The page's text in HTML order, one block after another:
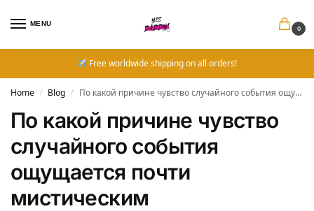
MENU
0
Free worldwide shipping on all orders!
Home / Blog / По какой причине чувство случайного события ощущается почти мистическим
По какой причине чувство
случайного события
ощущается почти
мистическим